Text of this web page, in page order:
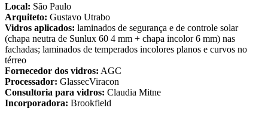
Local: São Paulo
Arquiteto: Gustavo Utrabo
Vidros aplicados: laminados de segurança e de controle solar
(chapa neutra de Sunlux 60 4 mm + chapa incolor 6 mm) nas
fachadas; laminados de temperados incolores planos e curvos no
térreo
Fornecedor dos vidros: AGC
Processador: GlassecViracon
Consultoria para vidros: Claudia Mitne
Incorporadora: Brookfield